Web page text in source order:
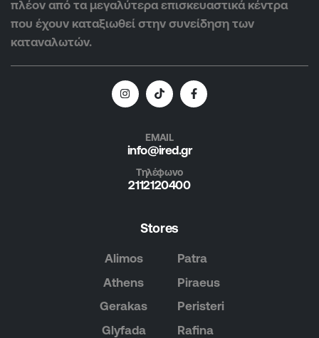
πλέον από τα μεγαλύτερα επισκευαστικά κέντρα
που έχουν καταξιωθεί στην συνείδηση των
καταναλωτών.
EMAIL
info@ired.gr
Τηλέφωνο
2112120400
Stores
Alimos
Athens
Gerakas
Glyfada
Patra
Piraeus
Peristeri
Rafina